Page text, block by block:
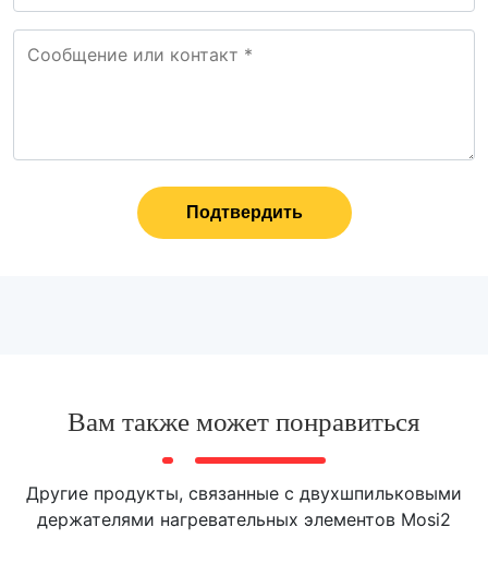
Подтвердить
Вам также может понравиться
Другие продукты, связанные с двухшпильковыми
держателями нагревательных элементов Mosi2